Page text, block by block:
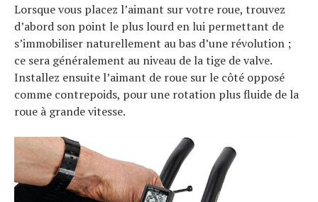
Lorsque vous placez l’aimant sur votre roue, trouvez
d’abord son point le plus lourd en lui permettant de
s’immobiliser naturellement au bas d’une révolution ;
ce sera généralement au niveau de la tige de valve.
Installez ensuite l’aimant de roue sur le côté opposé
comme contrepoids, pour une rotation plus fluide de la
roue à grande vitesse.